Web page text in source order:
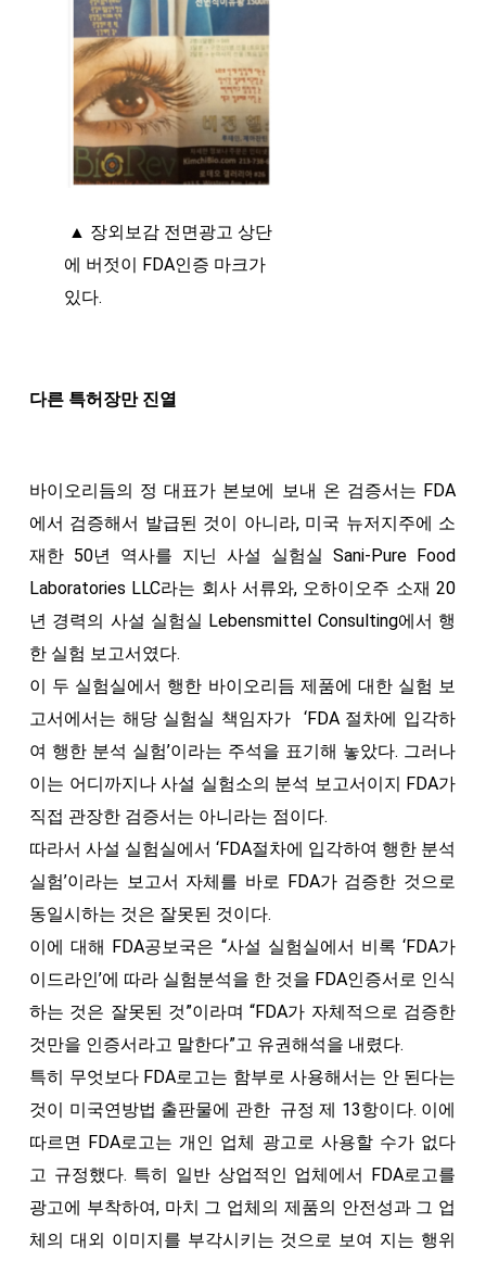
▲ 장외보감 전면광고 상단
에 버젓이 FDA인증 마크가
있다.
다른 특허장만 진열
바이오리듬의 정 대표가 본보에 보내 온 검증서는 FDA
에서 검증해서 발급된 것이 아니라, 미국 뉴저지주에 소
재한 50년 역사를 지닌 사설 실험실 Sani-Pure Food
Laboratories LLC라는 회사 서류와, 오하이오주 소재 20
년 경력의 사설 실험실 Lebensmittel Consulting에서 행
한 실험 보고서였다.
이 두 실험실에서 행한 바이오리듬 제품에 대한 실험 보
고서에서는 해당 실험실 책임자가 ‘FDA 절차에 입각하
여 행한 분석 실험’이라는 주석을 표기해 놓았다. 그러나
이는 어디까지나 사설 실험소의 분석 보고서이지 FDA가
직접 관장한 검증서는 아니라는 점이다.
따라서 사설 실험실에서 ‘FDA절차에 입각하여 행한 분석
실험’이라는 보고서 자체를 바로 FDA가 검증한 것으로
동일시하는 것은 잘못된 것이다.
이에 대해 FDA공보국은 “사설 실험실에서 비록 ‘FDA가
이드라인’에 따라 실험분석을 한 것을 FDA인증서로 인식
하는 것은 잘못된 것”이라며 “FDA가 자체적으로 검증한
것만을 인증서라고 말한다”고 유권해석을 내렸다.
특히 무엇보다 FDA로고는 함부로 사용해서는 안 된다는
것이 미국연방법 출판물에 관한 규정 제 13항이다. 이에
따르면 FDA로고는 개인 업체 광고로 사용할 수가 없다
고 규정했다. 특히 일반 상업적인 업체에서 FDA로고를
광고에 부착하여, 마치 그 업체의 제품의 안전성과 그 업
체의 대외 이미지를 부각시키는 것으로 보여 지는 행위